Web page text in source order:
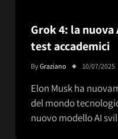
Grok 4: la
test accademici
ByGraziano 10/07/2025
Elon Musk ha
del mondo
nuovo modello AI